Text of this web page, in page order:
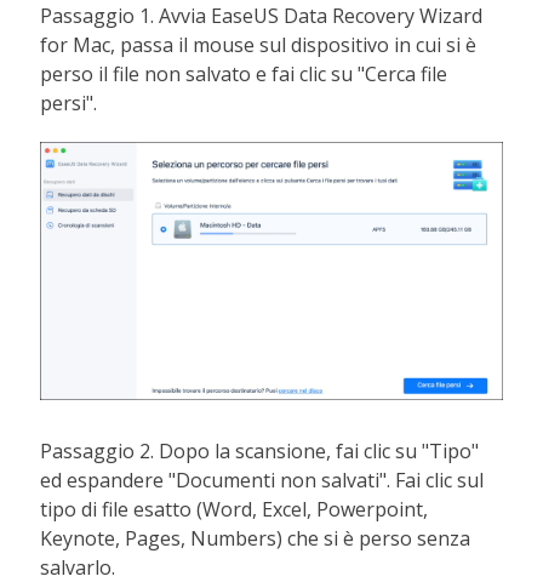
Passaggio 1. Avvia EaseUS Data Recovery Wizard
for Mac, passa il mouse sul dispositivo in cui si è
perso il file non salvato e fai clic su "Cerca file
persi".
Passaggio 2. Dopo la scansione, fai clic su "Tipo"
ed espandere "Documenti non salvati". Fai clic sul
tipo di file esatto (Word, Excel, Powerpoint,
Keynote, Pages, Numbers) che si è perso senza
salvarlo.